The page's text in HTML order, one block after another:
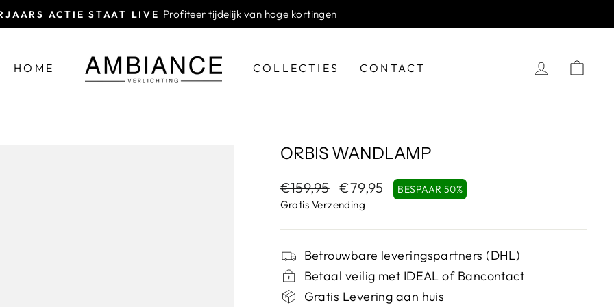
Diavoorstelling
ACTIE STAAT LIVE Profiteer tijdelijk van hoge kortingen
HOME COLLECTIES CONTACT
ORBIS WANDLAMP
Normale
prijs
€159,95 Verkoopprijs
€79,95 BESPAAR 50%
Gratis Verzending
Betrouwbare leveringspartners (DHL)
Betaal veilig met IDEAL of Bancontact
Gratis Levering aan huis